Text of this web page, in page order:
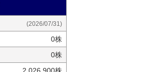
(2026/07/31)
0株
0株
2,026,900株